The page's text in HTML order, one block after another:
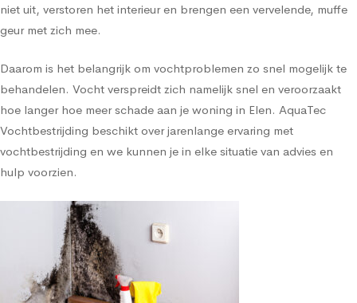
niet uit, verstoren het interieur en brengen een vervelende, muffe
geur met zich mee.
Daarom is het belangrijk om vochtproblemen zo snel mogelijk te
behandelen. Vocht verspreidt zich namelijk snel en veroorzaakt
hoe langer hoe meer schade aan je woning in Elen. AquaTec
Vochtbestrijding beschikt over jarenlange ervaring met
vochtbestrijding en we kunnen je in elke situatie van advies en
hulp voorzien.